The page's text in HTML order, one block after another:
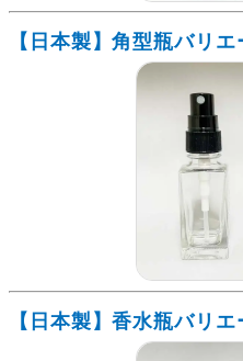
【日本製】角型瓶バリ
【日本製】香水瓶バリ